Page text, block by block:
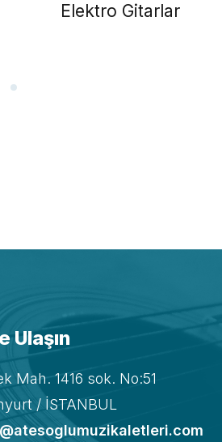
Elektro Gitarlar
Ulaşın
Mah. 1416 sok. No:51
/ İSTANBUL